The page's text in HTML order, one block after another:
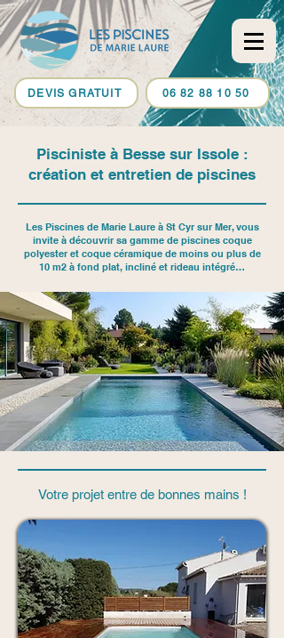
DEVIS GRATUIT 06 82 88 10 50
Pisciniste à Besse sur Issole :
création et entretien de piscines
Les Piscines de Marie Laure à St Cyr sur Mer, vous
invite à découvrir sa gamme de piscines coque
polyester et coque céramique de moins ou plus de
10 m2 à fond plat, incliné et rideau intégré…
Votre projet entre de bonnes mains !